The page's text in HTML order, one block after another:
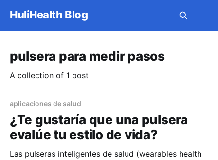
HuliHealth Blog
pulsera para medir pasos
A collection of 1 post
aplicaciones de salud
¿Te gustaría que una pulsera
evalúe tu estilo de vida?
Las pulseras inteligentes de salud (wearables health